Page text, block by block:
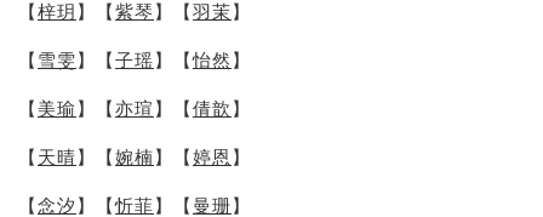
【梓玥 】【紫琴 】【羽茉】
【 雪雯 】【子瑶】【怡然 】
【 美瑜 】【亦瑄 】【倩歆 】
【 天晴】【婉楠】【婷恩 】
【念汐 】【忻菲】【 曼珊】